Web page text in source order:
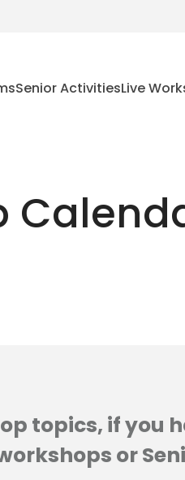
Senior ActivitiesLive
topics, if you
or